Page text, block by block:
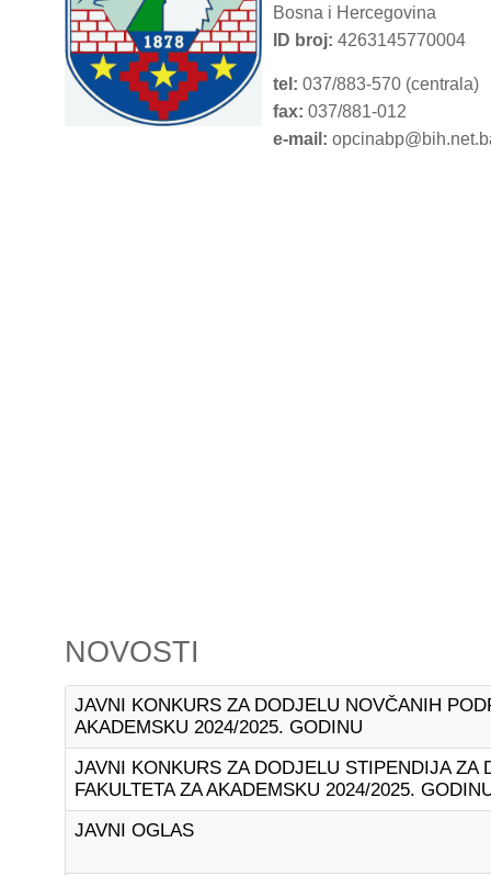
Bosna i Hercegovina
ID broj: 4263145770004
tel: 037/883-570 (centrala)
fax: 037/881-012
e-mail:
NOVOSTI
JAVNI KONKURS ZA DODJELU NOVČANIH
AKADEMSKU 2024/2025. GODINU
JAVNI KONKURS ZA DODJELU STIPENDIJA ZA
FAKULTETA ZA AKADEMSKU 2024/2025.
JAVNI OGLAS